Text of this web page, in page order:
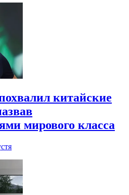
китайские
мирового класса